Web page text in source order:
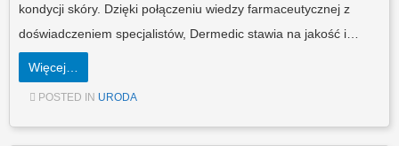
kondycji skóry. Dzięki połączeniu wiedzy farmaceutycznej z
doświadczeniem specjalistów, Dermedic stawia na jakość i…
Więcej…
POSTED IN URODA